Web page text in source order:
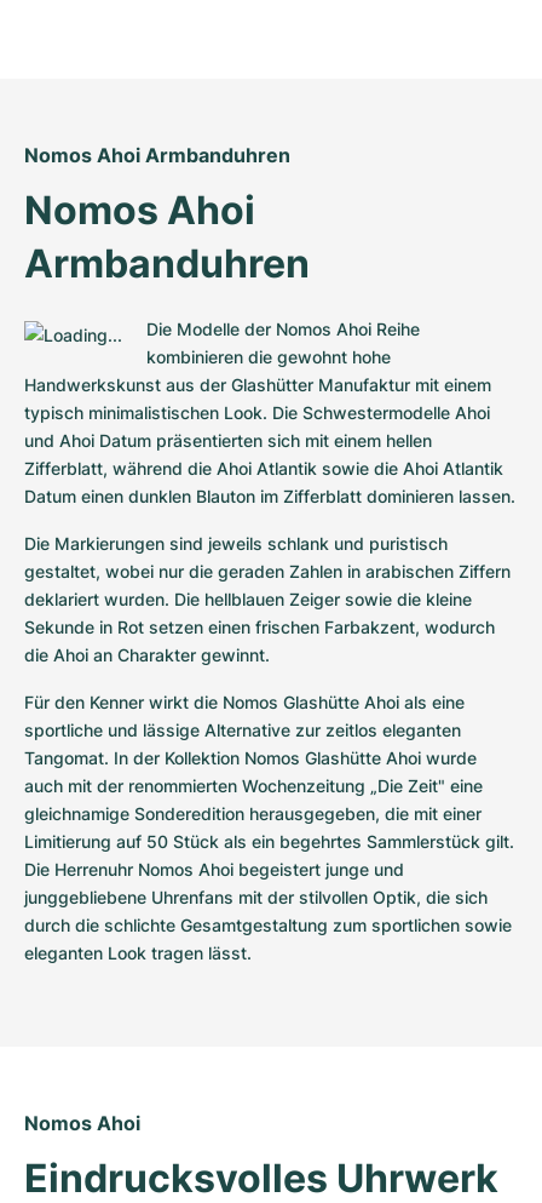
Nomos Ahoi Armbanduhren
Nomos Ahoi
Armbanduhren
Die Modelle der Nomos Ahoi Reihe
kombinieren die gewohnt hohe
Handwerkskunst aus der Glashütter Manufaktur mit einem
typisch minimalistischen Look. Die Schwestermodelle Ahoi
und Ahoi Datum präsentierten sich mit einem hellen
Zifferblatt, während die Ahoi Atlantik sowie die Ahoi Atlantik
Die Markierungen sind jeweils schlank und puristisch
gestaltet, wobei nur die geraden Zahlen in arabischen Ziffern
deklariert wurden. Die hellblauen Zeiger sowie die kleine
Sekunde in Rot setzen einen frischen Farbakzent, wodurch
die Ahoi an Charakter gewinnt.
Für den Kenner wirkt die Nomos Glashütte Ahoi als eine
sportliche und lässige Alternative zur zeitlos eleganten
Tangomat. In der Kollektion Nomos Glashütte Ahoi wurde
auch mit der renommierten Wochenzeitung „Die Zeit" eine
gleichnamige Sonderedition herausgegeben, die mit einer
Limitierung auf 50 Stück als ein begehrtes Sammlerstück gilt.
Die Herrenuhr Nomos Ahoi begeistert junge und
junggebliebene Uhrenfans mit der stilvollen Optik, die sich
durch die schlichte Gesamtgestaltung zum sportlichen sowie
eleganten Look tragen lässt.
Nomos Ahoi
Eindrucksvolles Uhrwerk